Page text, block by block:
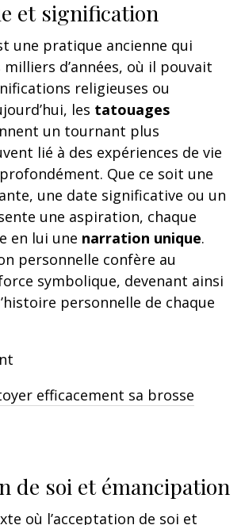
et signification
une pratique ancienne qui
d’années, où il pouvait
religieuses ou
les tatouages
un tournant plus
lié à des expériences de vie
Que ce soit une
une date significative ou un
une aspiration, chaque
en lui une narration unique.
personnelle confère au
symbolique, devenant ainsi
personnelle de chaque
efficacement sa brosse
de soi et émancipation
où l’acceptation de soi et